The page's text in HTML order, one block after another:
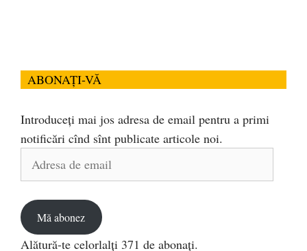
ABONAȚI-VĂ
Introduceți mai jos adresa de email pentru a primi
notificări cînd sînt publicate articole noi.
Adresa
Mă abonez
Alătură-te celorlalți 371 de abonați.